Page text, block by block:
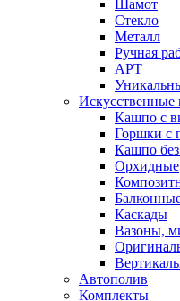
Шамот
Стекло
Металл
Ручная
АРТ
Искусственные
Кашпо с
Горшки с
Кашпо без
Орхидные
Каскады
Вазоны,
Автополив
Комплекты